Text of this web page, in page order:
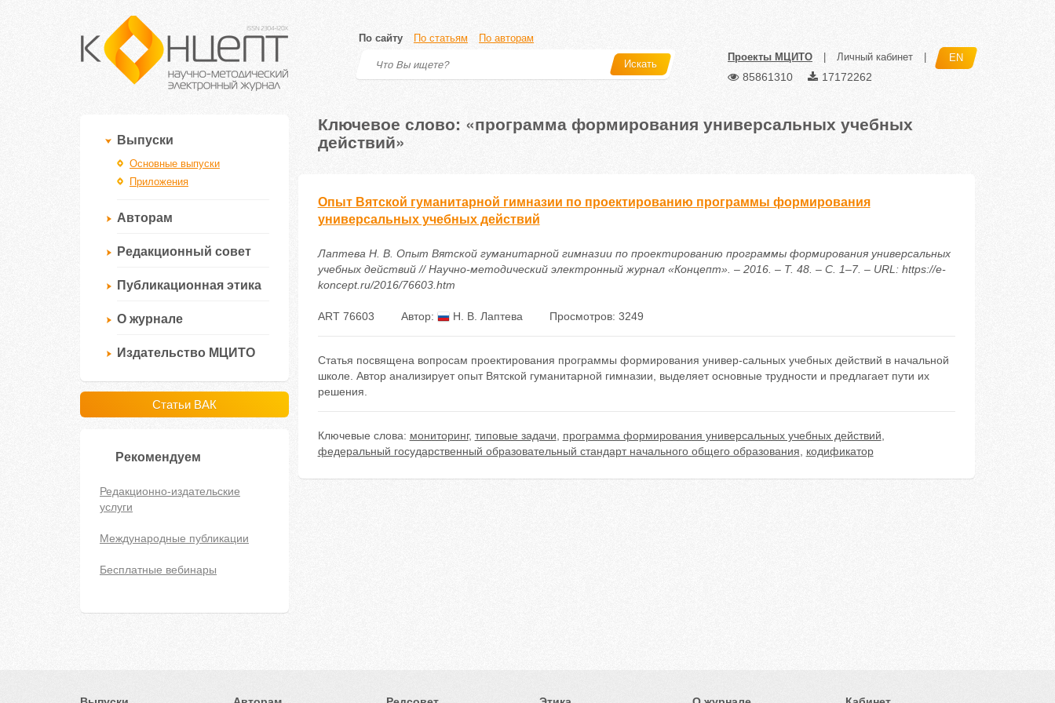
По сайту По статьям По авторам
Искать
Проекты МЦИТО Личный кабинет EN
85861310 17172262
Выпуски
Основные выпуски
Приложения
Авторам
Редакционный совет
Публикационная этика
О журнале
Издательство МЦИТО
Статьи ВАК
Рекомендуем
Редакционно-издательские
услуги
Международные публикации
Бесплатные вебинары
Ключевое слово: «программа формирования универсальных учебных
действий»
Опыт Вятской гуманитарной гимназии по проектированию программы формирования
универсальных учебных действий
Лаптева Н. В. Опыт Вятской гуманитарной гимназии по проектированию программы формирования универсальных
учебных действий // Научно-методический электронный журнал «Концепт». – 2016. – Т. 48. – С. 1–7. – URL: https://e-
koncept.ru/2016/76603.htm
ART 76603 Автор: Н. В. Лаптева Просмотров: 3249
Статья посвящена вопросам проектирования программы формирования универ-сальных учебных действий в начальной
школе. Автор анализирует опыт Вятской гуманитарной гимназии, выделяет основные трудности и предлагает пути их
решения.
Ключевые слова: мониторинг, типовые задачи программа формирования универсальных учебных действий
федеральный государственный образовательный стандарт начального общего образования
кодификатор